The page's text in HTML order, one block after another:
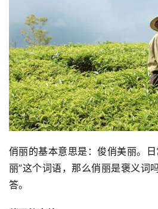
俏丽的基本意思是：俊俏美丽。
丽”这个词语，那么俏丽是褒义词
答。